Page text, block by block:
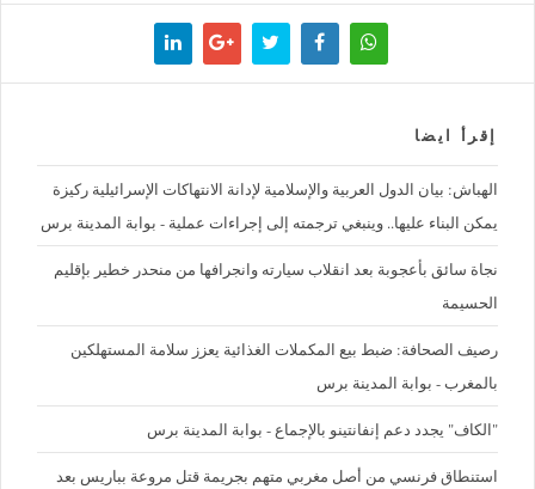
إقرأ ايضا
الهباش: بيان الدول العربية والإسلامية لإدانة الانتهاكات الإسرائيلية ركيزة
يمكن البناء عليها.. وينبغي ترجمته إلى إجراءات عملية - بوابة المدينة برس
نجاة سائق بأعجوبة بعد انقلاب سيارته وانجرافها من منحدر خطير بإقليم
الحسيمة
رصيف الصحافة: ضبط بيع المكملات الغذائية يعزز سلامة المستهلكين
بالمغرب - بوابة المدينة برس
"الكاف" يجدد دعم إنفانتينو بالإجماع - بوابة المدينة برس
استنطاق فرنسي من أصل مغربي متهم بجريمة قتل مروعة بباريس بعد